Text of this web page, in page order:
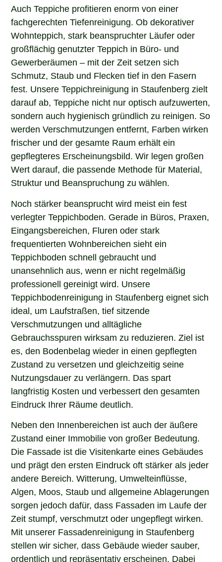
Auch Teppiche profitieren enorm von einer
fachgerechten Tiefenreinigung. Ob dekorativer
Wohnteppich, stark beanspruchter Läufer oder
großflächig genutzter Teppich in Büro- und
Gewerberäumen – mit der Zeit setzen sich
Schmutz, Staub und Flecken tief in den Fasern
fest. Unsere Teppichreinigung in Staufenberg zielt
darauf ab, Teppiche nicht nur optisch aufzuwerten,
sondern auch hygienisch gründlich zu reinigen. So
werden Verschmutzungen entfernt, Farben wirken
frischer und der gesamte Raum erhält ein
gepflegteres Erscheinungsbild. Wir legen großen
Wert darauf, die passende Methode für Material,
Struktur und Beanspruchung zu wählen.
Noch stärker beansprucht wird meist ein fest
verlegter Teppichboden. Gerade in Büros, Praxen,
Eingangsbereichen, Fluren oder stark
frequentierten Wohnbereichen sieht ein
Teppichboden schnell gebraucht und
unansehnlich aus, wenn er nicht regelmäßig
professionell gereinigt wird. Unsere
Teppichbodenreinigung in Staufenberg eignet sich
ideal, um Laufstraßen, tief sitzende
Verschmutzungen und alltägliche
Gebrauchsspuren wirksam zu reduzieren. Ziel ist
es, den Bodenbelag wieder in einen gepflegten
Zustand zu versetzen und gleichzeitig seine
Nutzungsdauer zu verlängern. Das spart
langfristig Kosten und verbessert den gesamten
Eindruck Ihrer Räume deutlich.
Neben den Innenbereichen ist auch der äußere
Zustand einer Immobilie von großer Bedeutung.
Die Fassade ist die Visitenkarte eines Gebäudes
und prägt den ersten Eindruck oft stärker als jeder
andere Bereich. Witterung, Umwelteinflüsse,
Algen, Moos, Staub und allgemeine Ablagerungen
sorgen jedoch dafür, dass Fassaden im Laufe der
Zeit stumpf, verschmutzt oder ungepflegt wirken.
Mit unserer Fassadenreinigung in Staufenberg
stellen wir sicher, dass Gebäude wieder sauber,
ordentlich und repräsentativ erscheinen. Dabei